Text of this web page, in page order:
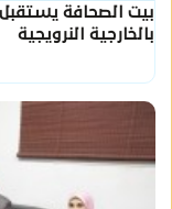
بيت الصحافة
بالخارجية النرويجية